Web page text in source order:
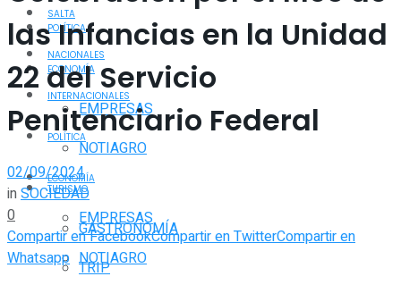
POLÍTICA
ECONOMÍA
EMPRESAS
NOTIAGRO
TURISMO
GASTRONOMÍA
TRIP
SALTA
NACIONALES
INTERNACIONALES
POLÍTICA
ECONOMÍA
EMPRESAS
NOTIAGRO
las Infancias en la Unidad
22 del Servicio
Penitenciario Federal
02/09/2024
inSOCIEDAD
0
Compartir en FacebookCompartir en TwitterCompartir en
Whatsapp